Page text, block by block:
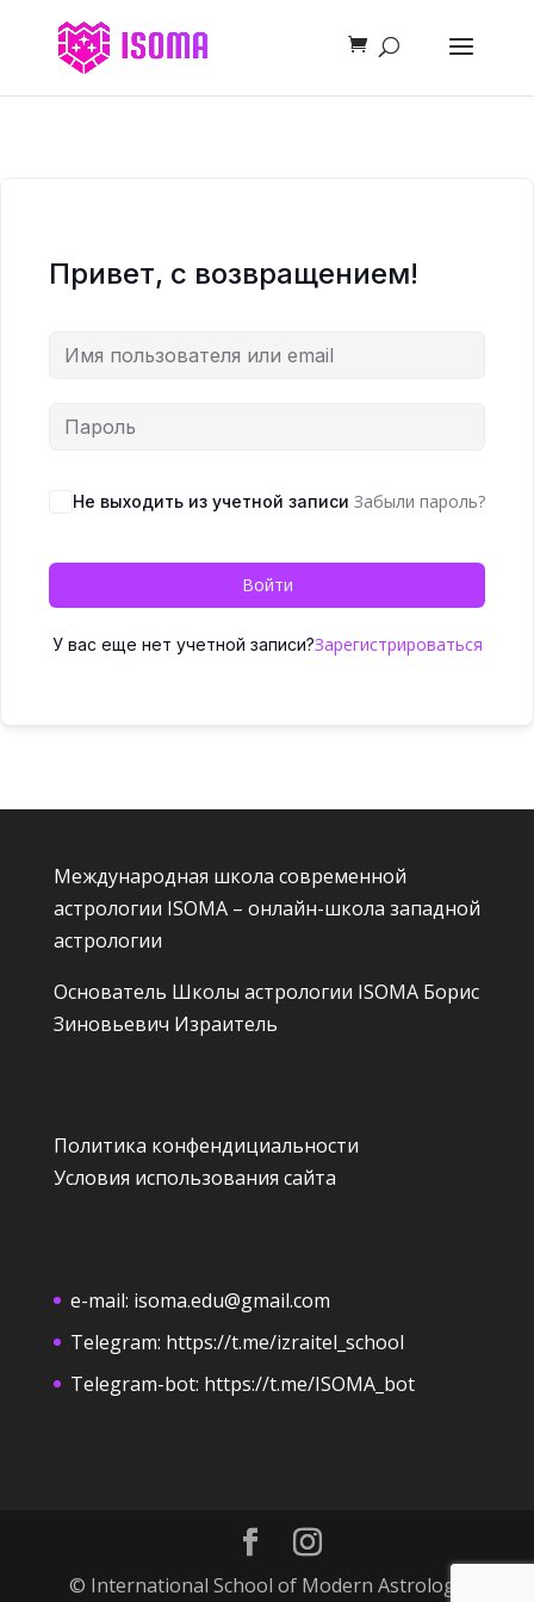
Привет, с возвращением!
Не выходить из учетной записи Забыли пароль?
Войти
У вас еще нет учетной записи?Зарегистрироваться
Международная школа современной
астрологии ISOMA – онлайн-школа западной
астрологии
Основатель Школы астрологии ISOMA Борис
Зиновьевич Израитель
Политика конфендициальности
Условия использования сайта
e-mail: isoma.edu@gmail.com
Telegram: https://t.me/izraitel_school
Telegram-bot: https://t.me/ISOMA_bot
© International School of Modern Astrology